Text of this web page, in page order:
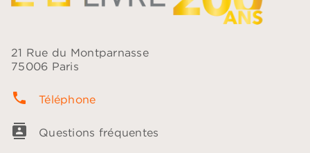
21 Rue du Montparnasse
75006 Paris
phone Téléphone
contacts Questions fréquentes